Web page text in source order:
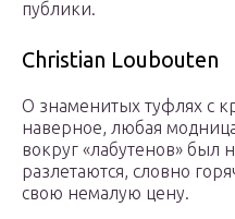
публики.
Christian Loubouten
О знаменитых туфлях с
наверное, любая
вокруг «лабутенов» был
разлетаются, словно
свою немалую цену.